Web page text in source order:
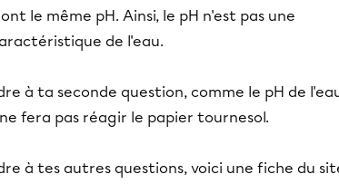
le même pH. Ainsi, le pH n'est pas une
de l'eau.
à ta seconde question, comme le pH de
fera pas réagir le papier tournesol.
à tes autres questions, voici une fiche du